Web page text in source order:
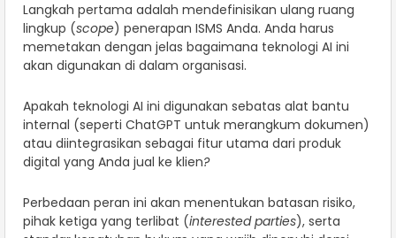
Langkah pertama adalah mendefinisikan ulang ruang
lingkup (scope) penerapan ISMS Anda. Anda harus
memetakan dengan jelas bagaimana teknologi AI ini
akan digunakan di dalam organisasi.
Apakah teknologi AI ini digunakan sebatas alat bantu
internal (seperti ChatGPT untuk merangkum dokumen)
atau diintegrasikan sebagai fitur utama dari produk
digital yang Anda jual ke klien?
Perbedaan peran ini akan menentukan batasan risiko,
pihak ketiga yang terlibat (interested parties), serta